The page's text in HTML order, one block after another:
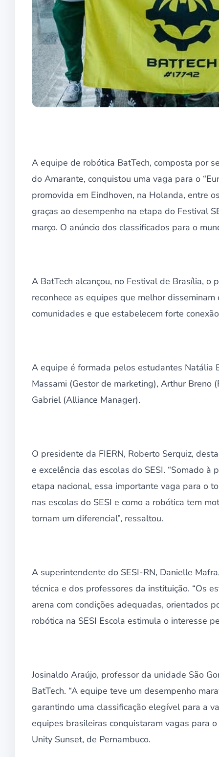
A equipe de robótica BatTech, composta por
do Amarante, conquistou uma vaga para o
promovida em Eindhoven, na Holanda, entre
graças ao desempenho na etapa do Festival
março. O anúncio dos classificados para o
A BatTech alcançou, no Festival de Brasília, o
reconhece as equipes que melhor
comunidades e que estabelecem forte
A equipe é formada pelos estudantes Natália
Massami (Gestor de marketing), Arthur Breno
Gabriel (Alliance Manager).
O presidente da FIERN, Roberto Serquiz,
e excelência das escolas do SESI. “Somado
etapa nacional, essa importante vaga para o
nas escolas do SESI e como a robótica tem
tornam um diferencial”, ressaltou.
A superintendente do SESI-RN, Danielle
técnica e dos professores da instituição. “Os
arena com condições adequadas, orientados
robótica na SESI Escola estimula o interesse
Josinaldo Araújo, professor da unidade São
BatTech. “A equipe teve um desempenho
garantindo uma classificação elegível para a
equipes brasileiras conquistaram vagas para
Unity Sunset, de Pernambuco.